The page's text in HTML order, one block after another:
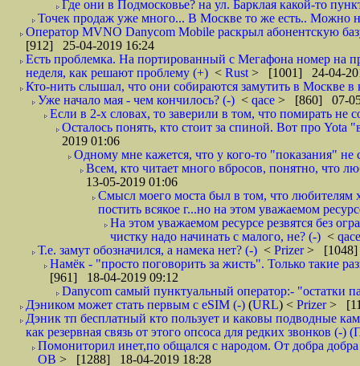
Где они в Подмосковье? на ул. Барклая какой-то
Точек продаж уже много... В Москве то же есть.. Можно
Оператор MVNO Danycom Mobile раскрыл абонентскую
[912] 25-04-2019 16:24
Есть проблемка. На портированный с Мегафона номер на
неделя, как решают проблему (+) < Rust > [1001] 24-04-
Кто-нить слышал, что они собираются замутить в Москве в
Уже начало мая - чем кончилось? (-) < qace > [860] 07-
Если в 2-х словах, то заверили в том, что помирать не
Осталось понять, кто стоит за спиной. Вот про Yota
2019 01:06
Одному мне кажется, что у кого-то "показания" не
Всем, кто читает много вбросов, понятно, что
13-05-2019 01:06
Смысл моего моста был в том, что любителям
постить всякое г...но на этом уважаемом
На этом уважаемом ресурсе резвятся без
чистку надо начинать с малого, не? (-) <
Т.е. замут обозначился, а намека нет? (-) < Prizer> [1048]
Намёк - "просто поговорить за жисть". Только такие
[961] 18-04-2019 09:12
Danycom самый пунктуальный оператор:- "остатки
Дэником может стать первым с еSIM (-) (URL) < Prizer>
Дэник тп бесплатный кто пользует и каковы подводные
как резервная связь от этого опсоса для редких звонков (-)
Помониторил инет,по общался с народом. От добра
ОВ > [1288] 18-04-2019 18:28